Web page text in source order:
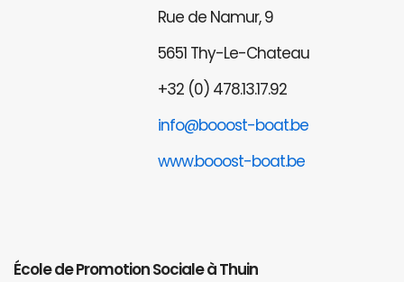
Rue de Namur, 9
5651 Thy-Le-Chateau
+32 (0) 478.13.17.92
info@booost-boat.be
www.booost-boat.be
École de Promotion Sociale à Thuin